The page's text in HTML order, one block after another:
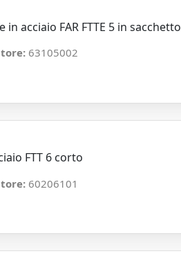
acciaio FAR FTTE 5 in sacchetto
63105002
FTT 6 corto
60206101